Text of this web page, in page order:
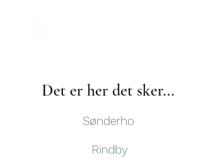
Det er her det sker...
Sønderho
Rindby